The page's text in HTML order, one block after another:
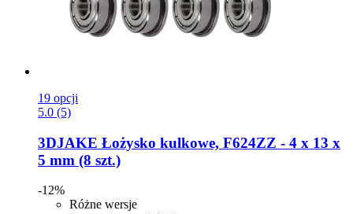
19 opcji
5.0 (5)
3DJAKE Łożysko kulkowe, F624ZZ -​ 4 x 13 x
5 mm (8 szt.)
-12%
Różne wersje